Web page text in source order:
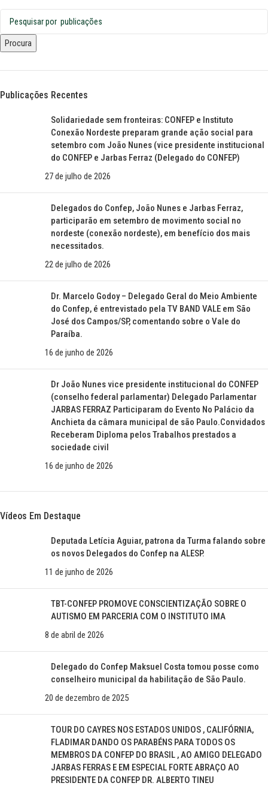
Procura
Publicações Recentes
Solidariedade sem fronteiras: CONFEP e Instituto
Conexão Nordeste preparam grande ação social para
setembro com João Nunes (vice presidente institucional
do CONFEP e Jarbas Ferraz (Delegado do CONFEP)
27 de julho de 2026
Delegados do Confep, João Nunes e Jarbas Ferraz,
participarão em setembro de movimento social no
nordeste (conexão nordeste), em benefício dos mais
necessitados.
22 de julho de 2026
Dr. Marcelo Godoy – Delegado Geral do Meio Ambiente
do Confep, é entrevistado pela TV BAND VALE em São
José dos Campos/SP, comentando sobre o Vale do
Paraíba.
16 de junho de 2026
Dr João Nunes vice presidente institucional do CONFEP
(conselho federal parlamentar) Delegado Parlamentar
JARBAS FERRAZ Participaram do Evento No Palácio da
Anchieta da câmara municipal de são Paulo.Convidados
Receberam Diploma pelos Trabalhos prestados a
sociedade civil
16 de junho de 2026
Vídeos Em Destaque
Deputada Letícia Aguiar, patrona da Turma falando sobre
os novos Delegados do Confep na ALESP.
11 de junho de 2026
TBT-CONFEP PROMOVE CONSCIENTIZAÇÃO SOBRE O
AUTISMO EM PARCERIA COM O INSTITUTO IMA
8 de abril de 2026
Delegado do Confep Maksuel Costa tomou posse como
conselheiro municipal da habilitação de São Paulo.
20 de dezembro de 2025
TOUR DO CAYRES NOS ESTADOS UNIDOS , CALIFÓRNIA,
FLADIMAR DANDO OS PARABÉNS PARA TODOS OS
MEMBROS DA CONFEP DO BRASIL , AO AMIGO DELEGADO
JARBAS FERRAS E EM ESPECIAL FORTE ABRAÇO AO
PRESIDENTE DA CONFEP DR. ALBERTO TINEU